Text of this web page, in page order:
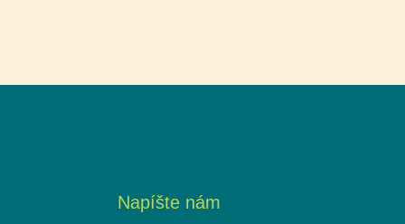
Napíšte nám